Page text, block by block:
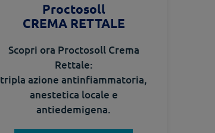
Proctosoll
CREMA RETTALE
Scopri ora Proctosoll Crema
Rettale:
tripla azione antinfiammatoria,
anestetica locale e
antiedemigena.